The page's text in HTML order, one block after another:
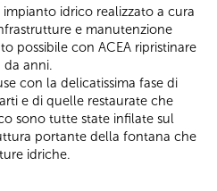
idrico realizzato a cura
e manutenzione
possibile con ACEA ripristinare
da anni.
con la delicatissima fase di
e di quelle restaurate che
sono tutte state infilate sul
portante della fontana che
idriche.